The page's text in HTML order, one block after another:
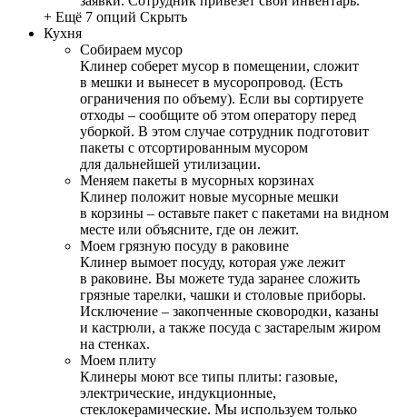
+ Ещё 7 опций Скрыть
Кухня
Собираем мусор
Клинер соберет мусор в помещении, сложит
в мешки и вынесет в мусоропровод. (Есть
ограничения по объему). Если вы сортируете
отходы – сообщите об этом оператору перед
уборкой. В этом случае сотрудник подготовит
пакеты с отсортированным мусором
для дальнейшей утилизации.
Меняем пакеты в мусорных корзинах
Клинер положит новые мусорные мешки
в корзины – оставьте пакет с пакетами на видном
месте или объясните, где он лежит.
Моем грязную посуду в раковине
Клинер вымоет посуду, которая уже лежит
в раковине. Вы можете туда заранее сложить
грязные тарелки, чашки и столовые приборы.
Исключение – закопченные сковородки, казаны
и кастрюли, а также посуда с застарелым жиром
на стенках.
Моем плиту
Клинеры моют все типы плиты: газовые,
электрические, индукционные,
стеклокерамические. Мы используем только